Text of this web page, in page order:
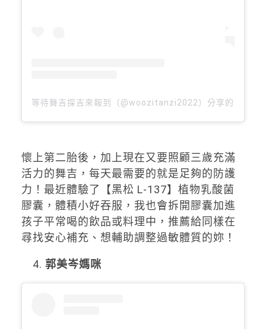
等待舞吉探吉來報到（@woozitanzi2022）分享的貼文
懷上第二胎後，加上現在又要照顧三歲充滿
活力的舞吉，每天最需要的就是足夠的防護
力！最近體驗了【黑松 L-137】植物乳酸菌
膠囊，體積小好吞服，我也會拆開膠囊加進
孩子平常喝的飲品或料理中，推薦給同樣在
尋找安心補充、想輔助調整過敏體質的妳！
郭美岑媽咪